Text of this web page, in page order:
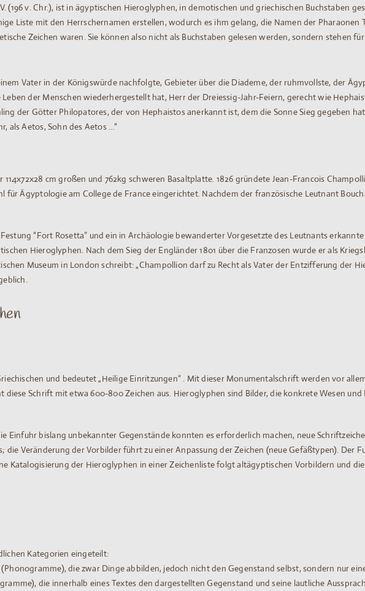
(196 v. Chr.), ist in ägyptischen Hieroglyphen, in demotischen und griechischen Buchstaben
Liste mit den Herrschernamen erstellen, wodurch es ihm gelang, die Namen der Pharaonen
Zeichen waren. Sie können also nicht als Buchstaben gelesen werden, sondern stehen
Vater in der Königswürde nachfolgte, Gebieter über die Diademe, der ruhmvollste, der
der Menschen wiederhergestellt hat, Herr der Dreiessig-Jahr-Feiern, gerecht wie
der Götter Philopatores, der von Hephaistos anerkannt ist, dem die Sonne Sieg gegeben
als Aetos, Sohn des Aetos …“
cm großen und 762kg schweren Basaltplatte. 1826 gründete Jean-Francois
für Ägyptologie am College de France eingerichtet. Nachdem der französische Leutnant
“Fort Rosetta” und ein in Archäologie bewanderter Vorgesetzte des Leutnants
Hieroglyphen. Nach dem Sieg der Engländer 1801 über die Franzosen wurde er als
Museum in London schreibt: „Champollion darf zu Recht als Vater der Entzifferung der
und bedeutet „Heilige Einritzungen“ . Mit dieser Monumentalschrift werden vor
diese Schrift mit etwa 600-800 Zeichen aus. Hieroglyphen sind Bilder, die konkrete Wesen
Einfuhr bislang unbekannter Gegenstände konnten es erforderlich machen, neue
die Veränderung der Vorbilder führt zu einer Anpassung der Zeichen (neue Gefäßtypen).
Katalogisierung der Hieroglyphen in einer Zeichenliste folgt altägyptischen Vorbildern und
Kategorien eingeteilt:
die zwar Dinge abbilden, jedoch nicht den Gegenstand selbst, sondern nur
die innerhalb eines Textes den dargestellten Gegenstand und seine lautliche